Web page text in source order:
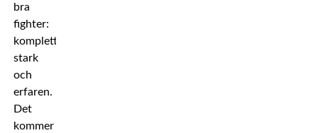
bra
fighter:
komplett,
stark
och
erfaren.
Det
kommer